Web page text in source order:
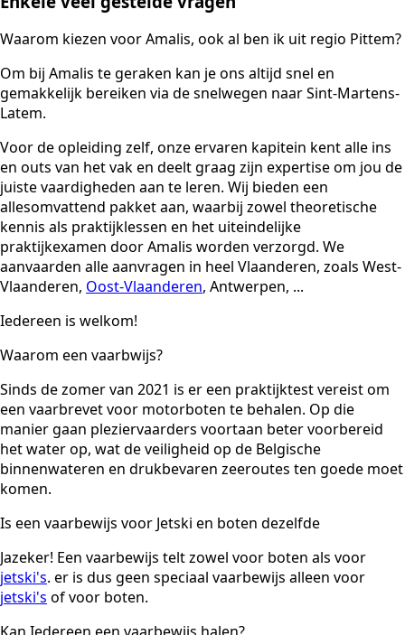
Waarom kiezen voor Amalis, ook al ben ik uit regio Pittem?
Om bij Amalis te geraken kan je ons altijd snel en
gemakkelijk bereiken via de snelwegen naar Sint-Martens-
Latem.
Voor de opleiding zelf, onze ervaren kapitein kent alle ins
en outs van het vak en deelt graag zijn expertise om jou de
juiste vaardigheden aan te leren. Wij bieden een
allesomvattend pakket aan, waarbij zowel theoretische
kennis als praktijklessen en het uiteindelijke
praktijkexamen door Amalis worden verzorgd. We
aanvaarden alle aanvragen in heel Vlaanderen, zoals West-
Vlaanderen, Oost-Vlaanderen, Antwerpen, ...
Iedereen is welkom!
Waarom een vaarbwijs?
Sinds de zomer van 2021 is er een praktijktest vereist om
een vaarbrevet voor motorboten te behalen. Op die
manier gaan pleziervaarders voortaan beter voorbereid
het water op, wat de veiligheid op de Belgische
binnenwateren en drukbevaren zeeroutes ten goede moet
komen.
Is een vaarbewijs voor Jetski en boten dezelfde
Jazeker! Een vaarbewijs telt zowel voor boten als voor
jetski's. er is dus geen speciaal vaarbewijs alleen voor
jetski's of voor boten.
Kan Iedereen een vaarbewijs halen?